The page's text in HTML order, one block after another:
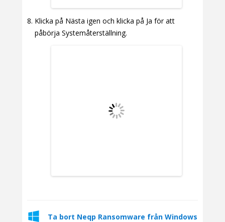
Klicka på Nästa igen och klicka på Ja för att
påbörja Systemåterställning.
Ta bort Neqp Ransomware från Windows